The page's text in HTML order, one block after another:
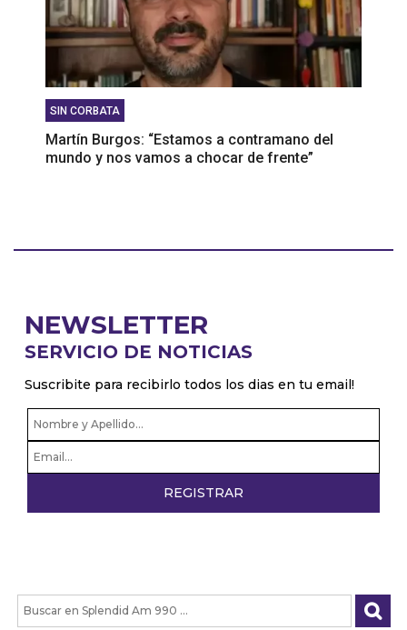
SIN CORBATA
Martín Burgos: “Estamos a contramano del
mundo y nos vamos a chocar de frente”
NEWSLETTER
SERVICIO DE NOTICIAS
Suscribite para recibirlo todos los dias en tu email!